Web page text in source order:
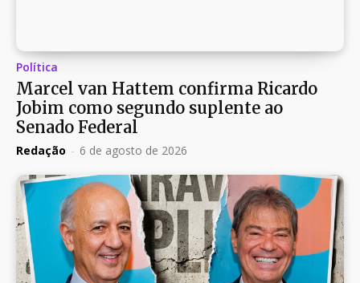
Política
Marcel van Hattem confirma Ricardo
Jobim como segundo suplente ao
Senado Federal
Redação - 6 de agosto de 2026